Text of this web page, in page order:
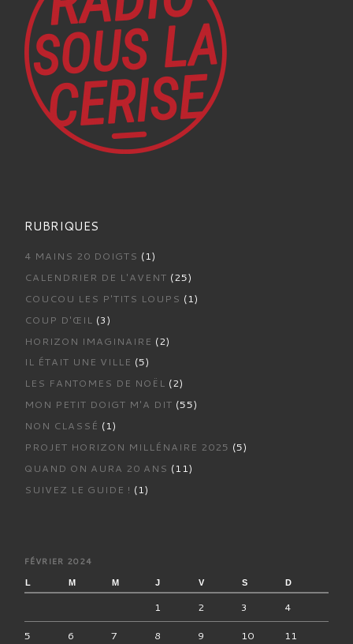
RUBRIQUES
4 MAINS 20 DOIGTS (1)
CALENDRIER DE L'AVENT (25)
COUCOU LES P'TITS LOUPS (1)
COUP D'ŒIL (3)
HORIZON IMAGINAIRE (2)
IL ÉTAIT UNE VILLE (5)
LES FANTOMES DE NOËL (2)
MON PETIT DOIGT M'A DIT (55)
NON CLASSÉ (1)
PROJET HORIZON MILLÉNAIRE 2025 (5)
QUAND ON AURA 20 ANS (11)
SUIVEZ LE GUIDE ! (1)
FÉVRIER 2024
L M M J V S D
1 2 3
4
5
6 7 8 9 10 11